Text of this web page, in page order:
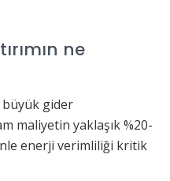
ne
gider
maliyetin yaklaşık %20-
enerji verimliliği kritik